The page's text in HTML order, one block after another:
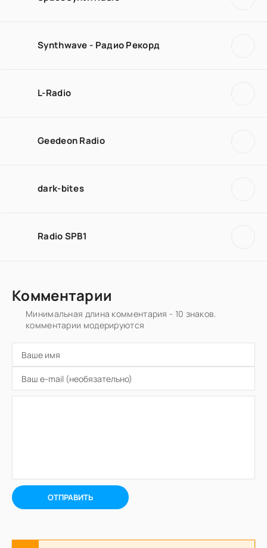
Synthwave - Радио Рекорд
L-Radio
Geedeon Radio
dark-bites
Radio SPB1
Комментарии
Минимальная длина комментария - 10 знаков.
комментарии модерируются
ОТПРАВИТЬ